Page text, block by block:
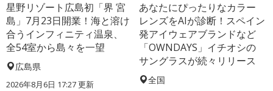
星野リゾート広島初「界 宮
島」7月23日開業！海と溶け
合うインフィニティ温泉、
全54室から島々を一望
広島県
2026年8月6日 17:27更新
あなたにぴったりなカラー
レンズをAIが診断！スペイン
発アイウェアブランドなど
「OWNDAYS」イチオシの
サングラスが続々リリース
全国